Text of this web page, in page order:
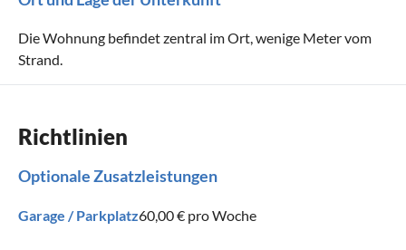
Die Wohnung befindet zentral im Ort, wenige Meter vom
Strand.
Richtlinien
Optionale Zusatzleistungen
Garage / Parkplatz60,00 € pro Woche